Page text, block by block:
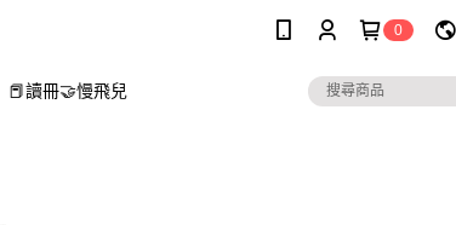
0
📕讀冊🤝慢飛兒